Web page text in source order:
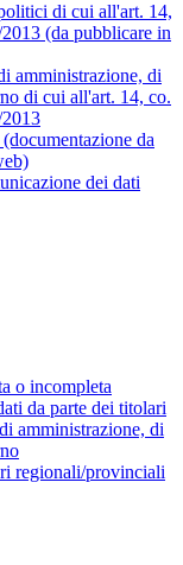
di cui all'art. 14,
(da pubblicare in
amministrazione, di
di cui all'art. 14, co.
da
dei dati
o incompleta
da parte dei titolari
amministrazione, di
regionali/provinciali